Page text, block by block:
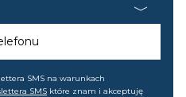
Wiem, że mogę tę zgodę w
SMS na warunkach
SMS które znam i akceptuję